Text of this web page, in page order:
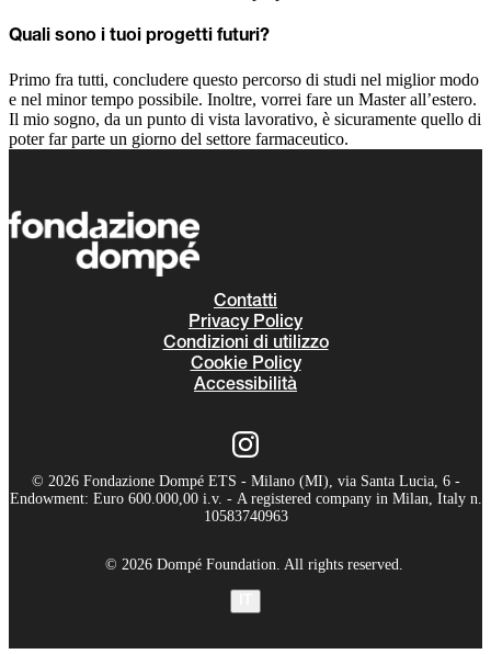
Quali sono i tuoi progetti futuri?
Primo fra tutti, concludere questo percorso di studi nel miglior modo
e nel minor tempo possibile. Inoltre, vorrei fare un Master all’estero.
Il mio sogno, da un punto di vista lavorativo, è sicuramente quello di
poter far parte un giorno del settore farmaceutico.
Contatti
Privacy Policy
Condizioni di utilizzo
Cookie Policy
Accessibilità
© 2026 Fondazione Dompé ETS - Milano (MI), via Santa Lucia, 6 -
Endowment: Euro 600.000,00 i.v. - A registered company in Milan, Italy n.
10583740963
© 2026 Dompé Foundation. All rights reserved.